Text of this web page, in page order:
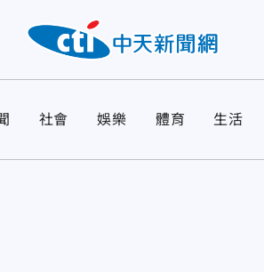
社會 娛樂 體育 生活